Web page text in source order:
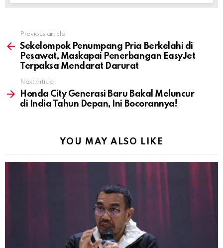
more
Previous article
Sekelompok Penumpang Pria Berkelahi di
Pesawat, Maskapai Penerbangan EasyJet
Terpaksa Mendarat Darurat
Next article
Honda City Generasi Baru Bakal Meluncur
di India Tahun Depan, Ini Bocorannya!
YOU MAY ALSO LIKE